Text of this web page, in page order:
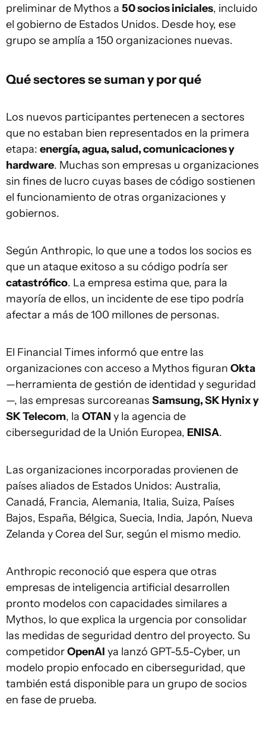
preliminar de Mythos a 50 socios iniciales, incluido
el gobierno de Estados Unidos. Desde hoy, ese
grupo se amplía a 150 organizaciones nuevas.
Qué sectores se suman y por qué
Los nuevos participantes pertenecen a sectores
que no estaban bien representados en la primera
etapa: energía, agua, salud, comunicaciones y
hardware. Muchas son empresas u organizaciones
sin fines de lucro cuyas bases de código sostienen
el funcionamiento de otras organizaciones y
gobiernos.
Según Anthropic, lo que une a todos los socios es
que un ataque exitoso a su código podría ser
catastrófico. La empresa estima que, para la
mayoría de ellos, un incidente de ese tipo podría
afectar a más de 100 millones de personas.
El Financial Times informó que entre las
organizaciones con acceso a Mythos figuran Okta
—herramienta de gestión de identidad y seguridad
—, las empresas surcoreanas Samsung, SK Hynix y
SK Telecom, la OTAN y la agencia de
ciberseguridad de la Unión Europea, ENISA.
Las organizaciones incorporadas provienen de
países aliados de Estados Unidos: Australia,
Canadá, Francia, Alemania, Italia, Suiza, Países
Bajos, España, Bélgica, Suecia, India, Japón, Nueva
Zelanda y Corea del Sur, según el mismo medio.
Anthropic reconoció que espera que otras
empresas de inteligencia artificial desarrollen
pronto modelos con capacidades similares a
Mythos, lo que explica la urgencia por consolidar
las medidas de seguridad dentro del proyecto. Su
competidorOpenAI ya lanzó GPT-5.5-Cyber, un
modelo propio enfocado en ciberseguridad, que
también está disponible para un grupo de socios
en fase de prueba.